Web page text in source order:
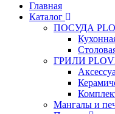
Главная
Каталог
ПОСУДА
ГРИЛИ
Мангалы и